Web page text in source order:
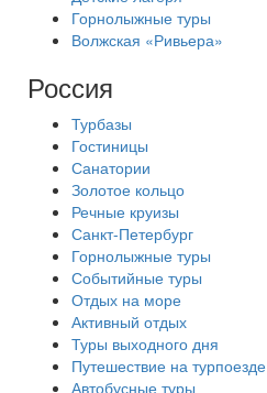
Горнолыжные туры
Волжская «Ривьера»
Россия
Турбазы
Гостиницы
Санатории
Золотое кольцо
Речные круизы
Санкт-Петербург
Горнолыжные туры
Событийные туры
Отдых на море
Активный отдых
Туры выходного дня
Путешествие на турпоезде
Автобусные туры